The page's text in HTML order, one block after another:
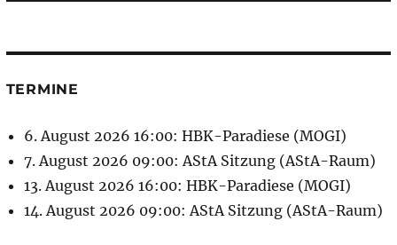
TERMINE
6. August 2026 16:00: HBK-Paradiese (MOGI)
7. August 2026 09:00: AStA Sitzung (AStA-Raum)
13. August 2026 16:00: HBK-Paradiese (MOGI)
14. August 2026 09:00: AStA Sitzung (AStA-Raum)